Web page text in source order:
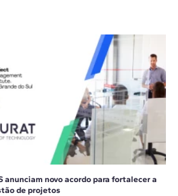
anunciam novo acordo para fortalecer a
de projetos